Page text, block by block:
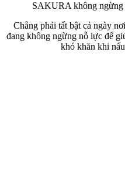
SAKURA không ngừng
Chẳng phải tất bật cả ngày
đang không ngừng nỗ lực để
khó khăn khi